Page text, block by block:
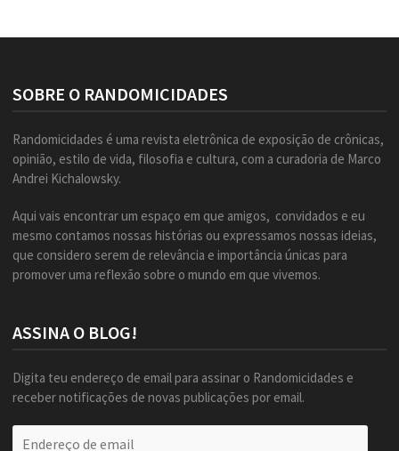
SOBRE O RANDOMICIDADES
Randomicidades é uma revista eletrônica de exposição de crônicas,
opinião, estilo de vida, filosofia e cultura, com a curadoria de Marco
Andrei Kichalowsky.
Aqui vais encontrar um espaço em que amigos, convidados e eu
mesmo contamos nossas histórias ou expressamos nossas ideias,
que considero serem de relevância e importância únicas para
promover uma reflexão sobre o mundo em que vivemos.
ASSINA O BLOG!
Digita teu endereço de email para assinar o Randomicidades e
receber notificações de novas publicações por email.